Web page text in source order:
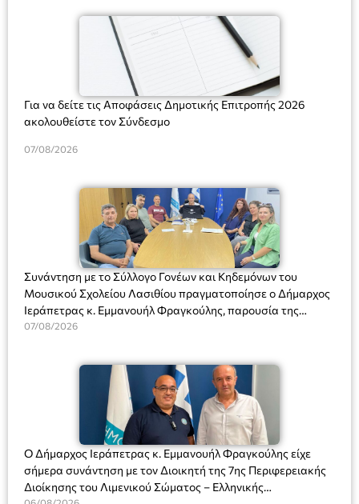
Για να δείτε τις Αποφάσεις Δημοτικής Επιτροπής 2026
ακολουθείστε τον Σύνδεσμο
07/08/2026
Συνάντηση με το Σύλλογο Γονέων και Κηδεμόνων του
Μουσικού Σχολείου Λασιθίου πραγματοποίησε ο Δήμαρχος
Ιεράπετρας κ. Εμμανουήλ Φραγκούλης, παρουσία της
Διευθύντριας του σχολείου κας Μαριάννας Χαΐτα.
07/08/2026
Ο Δήμαρχος Ιεράπετρας κ. Εμμανουήλ Φραγκούλης είχε
σήμερα συνάντηση με τον Διοικητή της 7ης Περιφερειακής
Διοίκησης του Λιμενικού Σώματος – Ελληνικής